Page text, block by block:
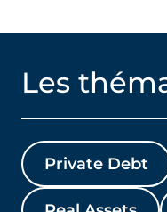
Les
Private Debt